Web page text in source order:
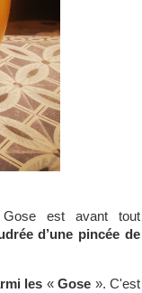
Gose est avant tout
d’une pincée de
les «Gose ». C'est